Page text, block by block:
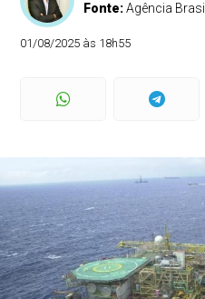
Fonte:Agência Brasil
01/08/2025 às 18h55